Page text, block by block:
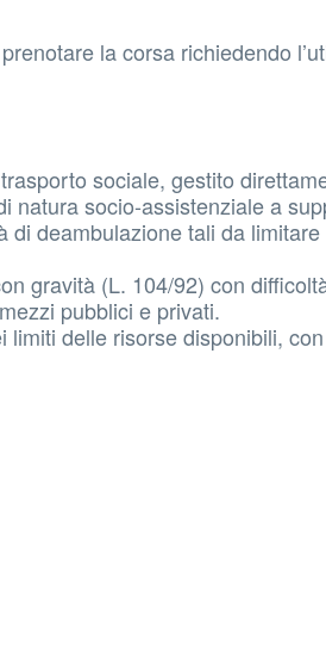
la corsa richiedendo
sociale, gestito
natura socio-assistenziale a
deambulazione tali da limitare
gravità (L. 104/92) con
pubblici e privati.
delle risorse disponibili,